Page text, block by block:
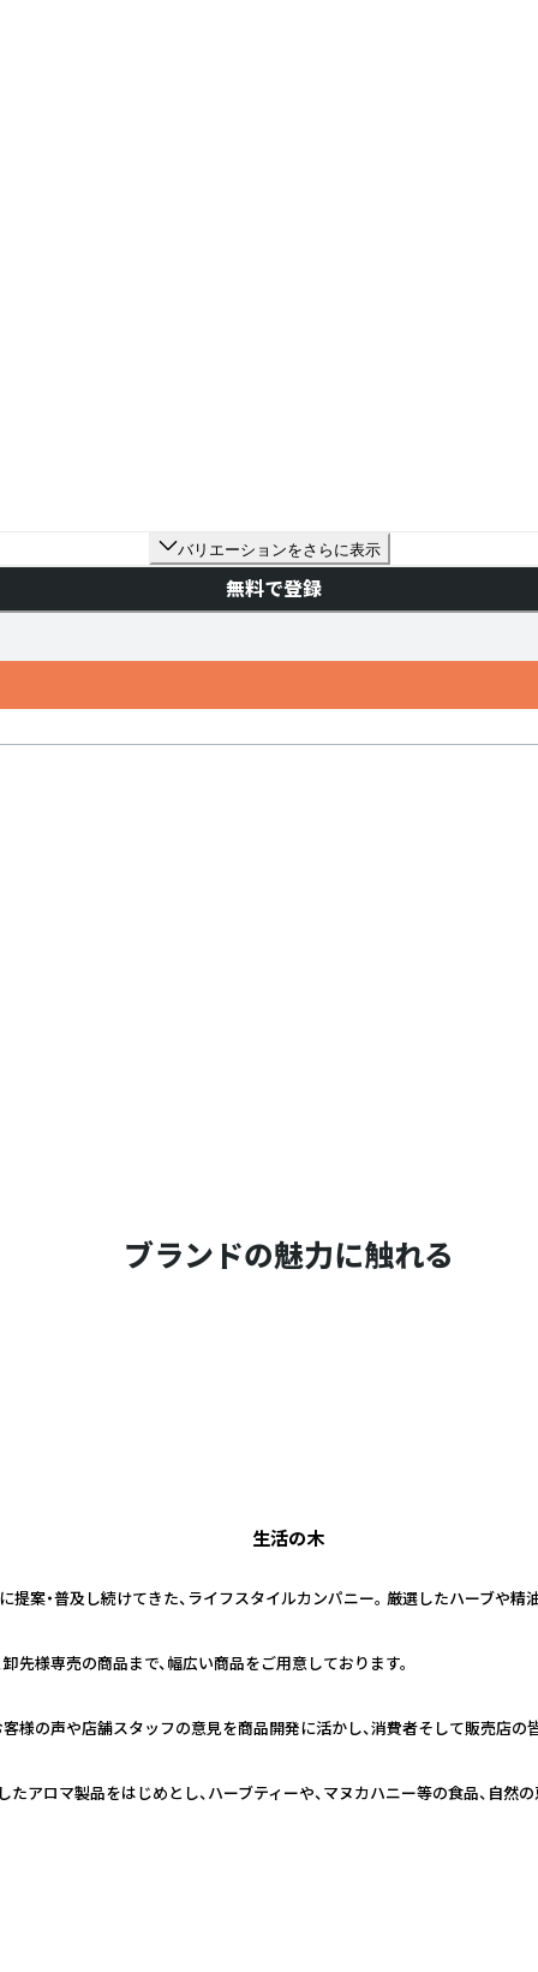
バリエーションをさらに表示
無料で登録
ブランドの魅力に触れる
生活の木
に提案・普及し続けてきた、ライフスタイルカンパニー。 厳選したハーブや
先様専売の商品まで、幅広い商品をご用意しております。
様の声や店舗スタッフの意見を商品開発に活かし、消費者そして販売店の
たアロマ製品をはじめとし、ハーブティーや、マヌカハニー等の食品、自然